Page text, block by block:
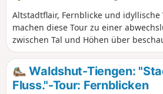
Altstadtflair, Fernblicke und
machen diese Tour zu einer
zwischen Tal und Höhen über
Waldshut-Tiengen:
Fluss."-Tour: Fernblicken